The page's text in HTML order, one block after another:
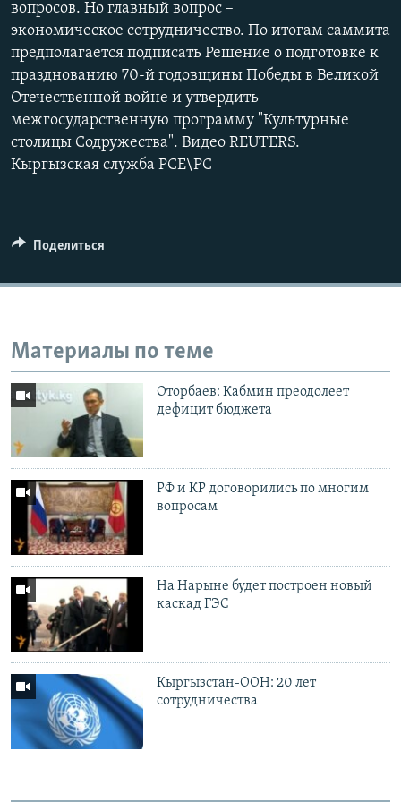
вопросов. Но главный вопрос –
экономическое сотрудничество. По итогам саммита
предполагается подписать Решение о подготовке к
празднованию 70-й годовщины Победы в Великой
Отечественной войне и утвердить
межгосударственную программу "Культурные
столицы Содружества". Видео REUTERS.
Кыргызская служба РСЕ\РС
Поделиться
Материалы по теме
Оторбаев: Кабмин преодолеет
дефицит бюджета
РФ и КР договорились по многим
вопросам
На Нарыне будет построен новый
каскад ГЭС
Кыргызстан-ООН: 20 лет
сотрудничества